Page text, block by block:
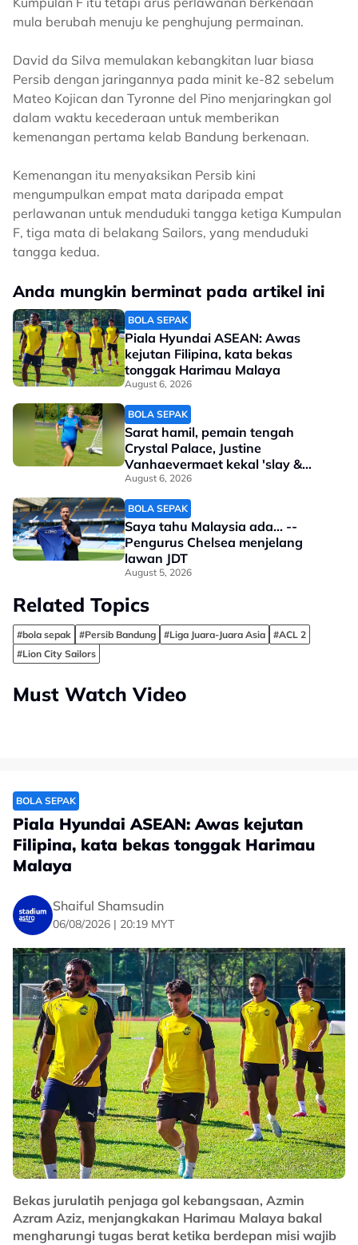
mula berubah menuju ke penghujung permainan.
David da Silva memulakan kebangkitan luar biasa
Persib dengan jaringannya pada minit ke-82 sebelum
Mateo Kojican dan Tyronne del Pino menjaringkan gol
dalam waktu kecederaan untuk memberikan
kemenangan pertama kelab Bandung berkenaan.
Kemenangan itu menyaksikan Persib kini
mengumpulkan empat mata daripada empat
perlawanan untuk menduduki tangga ketiga Kumpulan
F, tiga mata di belakang Sailors, yang menduduki
tangga kedua.
Anda mungkin berminat pada artikel ini
BOLA SEPAK
Piala Hyundai ASEAN: Awas
kejutan Filipina, kata bekas
tonggak Harimau Malaya
August 6, 2026
BOLA SEPAK
Sarat hamil, pemain tengah
Crystal Palace, Justine
Vanhaevermaet kekal 'slay &
steady'
August 6, 2026
BOLA SEPAK
Saya tahu Malaysia ada... --
Pengurus Chelsea menjelang
lawan JDT
August 5, 2026
Related Topics
#bola sepak #Persib Bandung #Liga Juara-Juara Asia
#ACL 2
#Lion City Sailors
Must Watch Video
BOLA SEPAK
Piala Hyundai ASEAN: Awas kejutan
Filipina, kata bekas tonggak Harimau
Malaya
Shaiful Shamsudin
06/08/2026 | 20:19 MYT
Bekas jurulatih penjaga gol kebangsaan, Azmin
Azram Aziz, menjangkakan Harimau Malaya bakal
mengharungi tugas berat ketika berdepan misi wajib